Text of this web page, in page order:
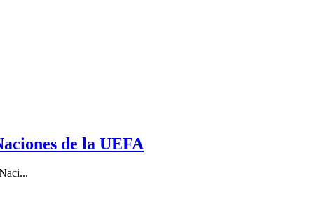
de la UEFA